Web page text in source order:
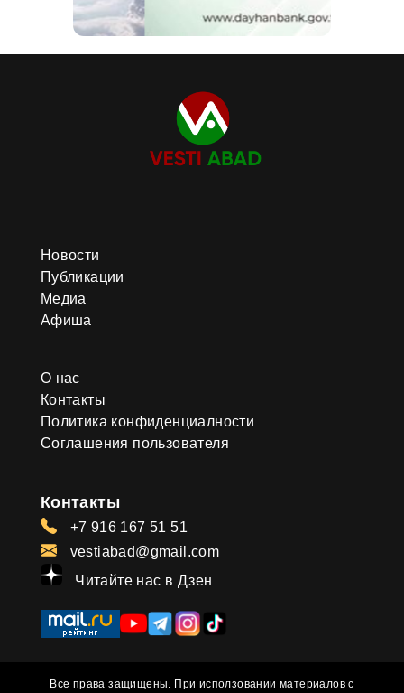
Новости
Публикации
Медиа
Афиша
О нас
Контакты
Политика конфиденциалности
Соглашения пользователя
Контакты
+7 916 167 51 51
vestiabad@gmail.com
Читайте нас в Дзен
Все права защищены. При исползовании материалов с